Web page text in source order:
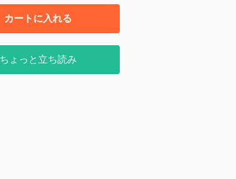
カートに入れる
ちょっと立ち読み